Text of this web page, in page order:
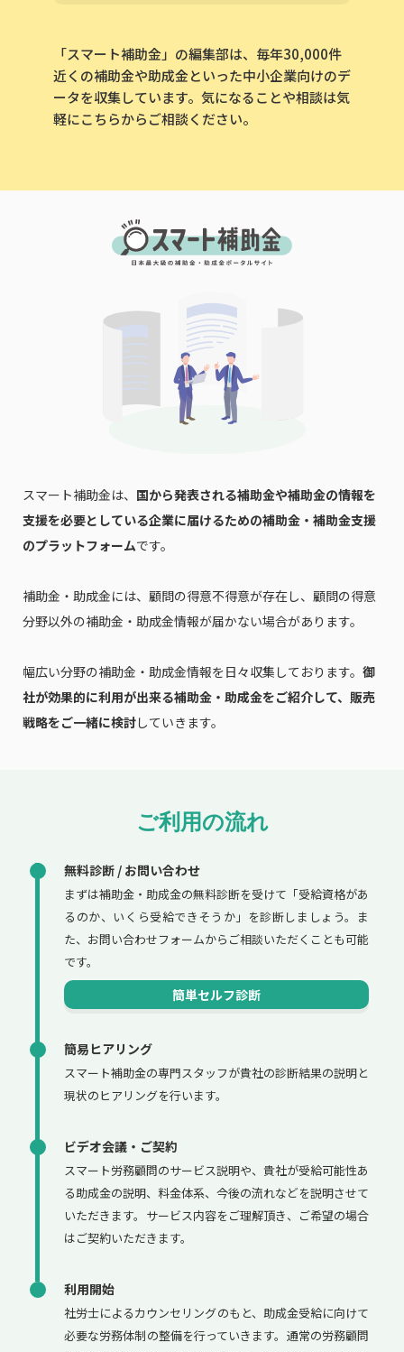
「スマート補助金」の編集部は、毎年30,000件
近くの補助金や助成金といった中小企業向けのデ
ータを収集しています。気になることや相談は気
軽にこちらからご相談ください。
スマート補助金は、 国から発表される補助金や補助金の情報を
支援を必要としている企業に届けるための補助金・補助金支援
のプラットフォームです。
補助金・助成金には、顧問の得意不得意が存在し、顧問の得意
分野以外の補助金・助成金情報が届かない場合があります。
幅広い分野の補助金・助成金情報を日々収集しております。 御
社が効果的に利用が出来る補助金・助成金をご紹介して、販売
戦略をご一緒に検討していきます。
ご利用の流れ
無料診断 / お問い合わせ
まずは補助金・助成金の無料診断を受けて「受給資格があ
るのか、いくら受給できそうか」を診断しましょう。ま
た、お問い合わせフォームからご相談いただくことも可能
です。
簡単セルフ診断
簡易ヒアリング
スマート補助金の専門スタッフが貴社の診断結果の説明と
現状のヒアリングを行います。
ビデオ会議・ご契約
スマート労務顧問のサービス説明や、貴社が受給可能性あ
る助成金の説明、料金体系、今後の流れなどを説明させて
いただきます。サービス内容をご理解頂き、ご希望の場合
はご契約いただきます。
利用開始
社労士によるカウンセリングのもと、助成金受給に向けて
必要な労務体制の整備を行っていきます。通常の労務顧問